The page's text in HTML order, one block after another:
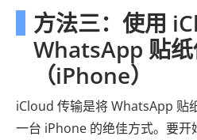
方法三：使用
WhatsApp 贴
（iPhone）
iCloud 传输是将 WhatsApp 贴
一台 iPhone 的绝佳方式。要